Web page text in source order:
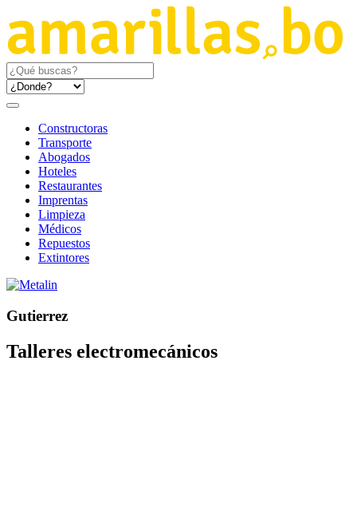
Constructoras
Transporte
Abogados
Hoteles
Restaurantes
Imprentas
Limpieza
Médicos
Repuestos
Extintores
Gutierrez
Talleres electromecánicos